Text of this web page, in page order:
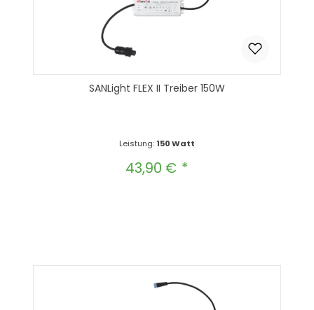
SANLight FLEX II Treiber 150W
Leistung: 150 Watt
Regulärer Preis:
43,90 €